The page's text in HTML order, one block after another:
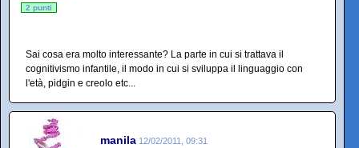
2 punti
Sai cosa era molto interessante? La parte in cui si trattava il
cognitivismo infantile, il modo in cui si sviluppa il linguaggio con
l'età, pidgin e creolo etc...
manila 12/02/2011, 09:31